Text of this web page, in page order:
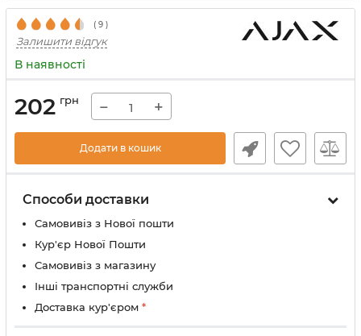
( 9 )
Залишити відгук
В наявності
202 грн − +
Додати в кошик
Способи доставки
Самовивіз з Нової пошти
Кур'єр Нової Пошти
Самовивіз з магазину
Інші транспортні служби
Доставка кур'єром *